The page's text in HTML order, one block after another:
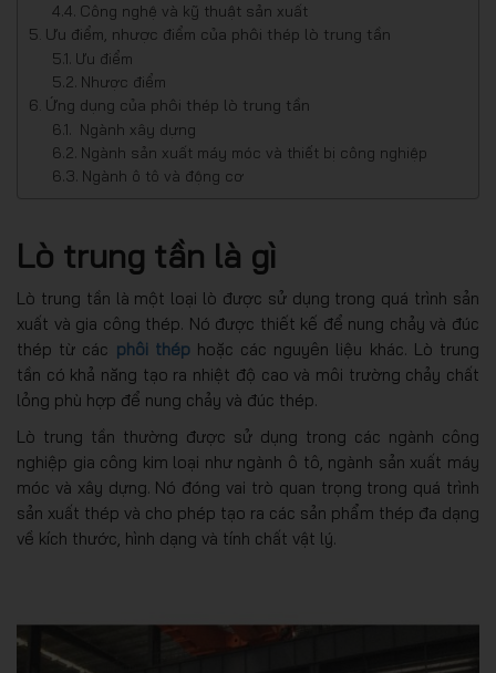
Công nghệ và kỹ thuật sản xuất
Ưu điểm, nhược điểm của phôi thép lò trung tần
Ưu điểm
Nhược điểm
Ứng dụng của phôi thép lò trung tần
Ngành xây dựng
Ngành sản xuất máy móc và thiết bị công nghiệp
Ngành ô tô và động cơ
Lò trung tần là gì
Lò trung tần là một loại lò được sử dụng trong quá trình sản
xuất và gia công thép. Nó được thiết kế để nung chảy và đúc
thép từ các phôi thép hoặc các nguyên liệu khác. Lò trung
tần có khả năng tạo ra nhiệt độ cao và môi trường chảy chất
lỏng phù hợp để nung chảy và đúc thép.
Lò trung tần thường được sử dụng trong các ngành công
nghiệp gia công kim loại như ngành ô tô, ngành sản xuất máy
móc và xây dựng. Nó đóng vai trò quan trọng trong quá trình
sản xuất thép và cho phép tạo ra các sản phẩm thép đa dạng
về kích thước, hình dạng và tính chất vật lý.